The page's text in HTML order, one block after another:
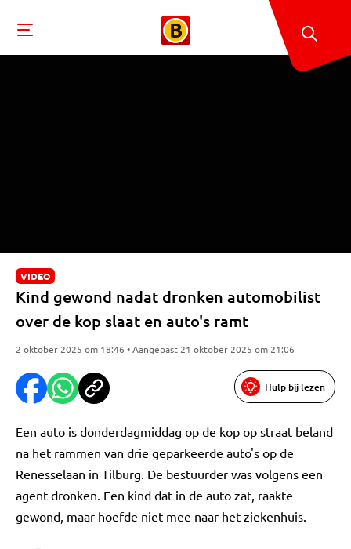
VIDEO
Kind gewond nadat dronken automobilist
over de kop slaat en auto's ramt
2 oktober 2025 om 18:46 • Aangepast 21 oktober 2025 om 21:06
Hulp bij lezen
Een auto is donderdagmiddag op de kop op straat beland
na het rammen van drie geparkeerde auto's op de
Renesselaan in Tilburg. De bestuurder was volgens een
agent dronken. Een kind dat in de auto zat, raakte
gewond, maar hoefde niet mee naar het ziekenhuis.